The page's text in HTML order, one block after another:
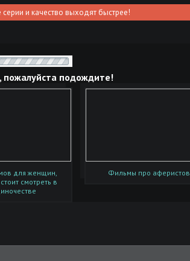
и качество выходят быстрее!
пожалуйста подождите!
для женщин,
смотреть в
Фильмы про аферистов